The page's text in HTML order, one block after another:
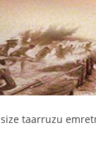
size taarruzu